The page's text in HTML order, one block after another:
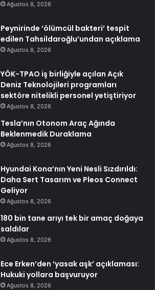
Ağustos 8, 2026
Peynirinde ‘ölümcül bakteri’ tespit
edilen Tahsildaroğlu’undan açıklama
Ağustos 8, 2026
YÖK-TPAO iş birliğiyle açılan Açık
Deniz Teknolojileri programları
sektöre nitelikli personel yetiştiriyor
Ağustos 8, 2026
Tesla’nın Otonom Araç Ağında
Beklenmedik Duraklama
Ağustos 8, 2026
Hyundai Kona’nın Yeni Nesli Sızdırıldı:
Daha Sert Tasarım ve Pleos Connect
Geliyor
Ağustos 8, 2026
180 bin tane arıyı tek bir amaç doğaya
saldılar
Ağustos 8, 2026
Ece Erken’den ‘yasak aşk’ açıklaması:
Hukuki yollara başvuruyor
Ağustos 8, 2026